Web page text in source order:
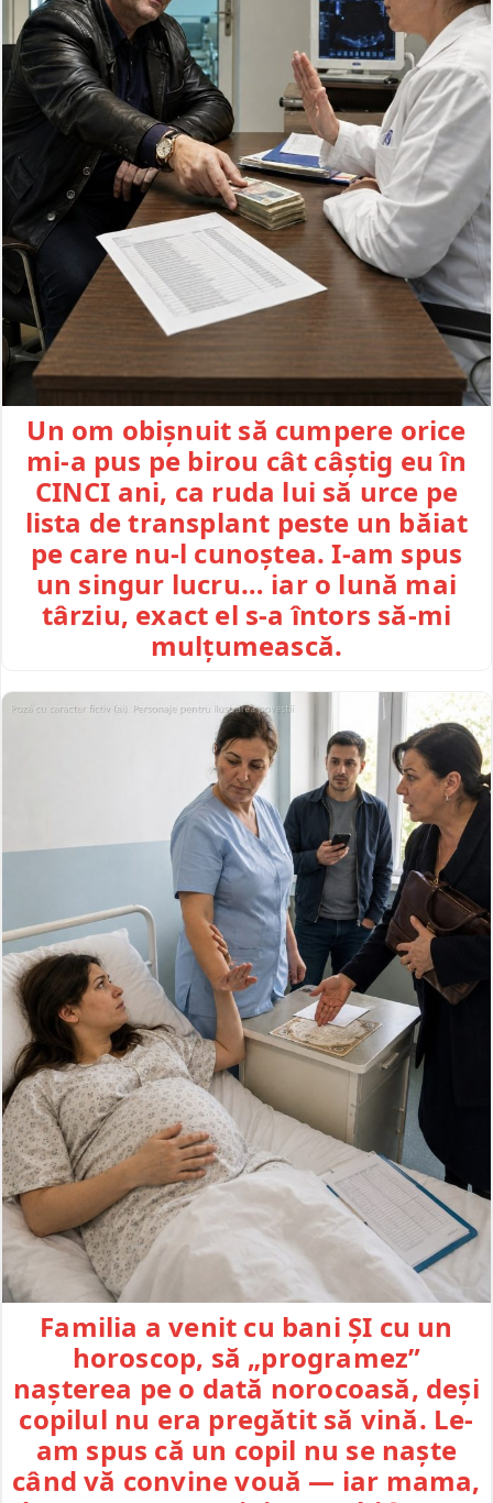
Un om obișnuit să cumpere orice
mi-a pus pe birou cât câștig eu în
CINCI ani, ca ruda lui să urce pe
lista de transplant peste un băiat
pe care nu-l cunoștea. I-am spus
un singur lucru… iar o lună mai
târziu, exact el s-a întors să-mi
mulțumească.
Familia a venit cu bani ȘI cu un
horoscop, să „programez”
nașterea pe o dată norocoasă, deși
copilul nu era pregătit să vină. Le-
am spus că un copil nu se naște
când vă convine vouă — iar mama,